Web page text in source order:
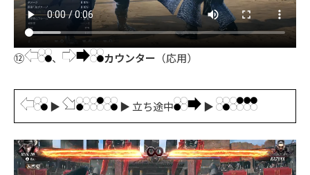
⑫ 、 カウンター （応用）
▶ ▶ 立ち途中 ▶